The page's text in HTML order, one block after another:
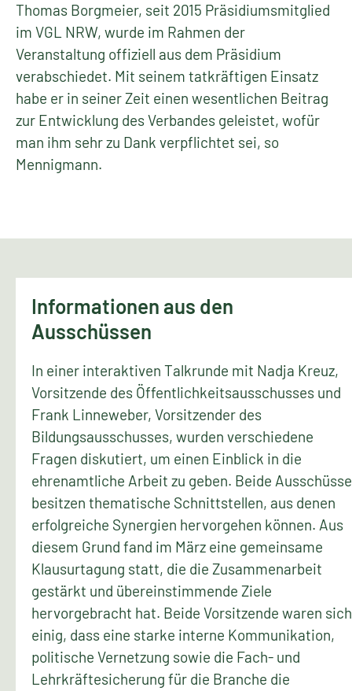
Thomas Borgmeier, seit 2015 Präsidiumsmitglied
im VGL NRW, wurde im Rahmen der
Veranstaltung offiziell aus dem Präsidium
verabschiedet. Mit seinem tatkräftigen Einsatz
habe er in seiner Zeit einen wesentlichen Beitrag
zur Entwicklung des Verbandes geleistet, wofür
man ihm sehr zu Dank verpflichtet sei, so
Mennigmann.
Informationen aus den
Ausschüssen
In einer interaktiven Talkrunde mit Nadja Kreuz,
Vorsitzende des Öffentlichkeitsausschusses und
Frank Linneweber, Vorsitzender des
Bildungsausschusses, wurden verschiedene
Fragen diskutiert, um einen Einblick in die
ehrenamtliche Arbeit zu geben. Beide Ausschüsse
besitzen thematische Schnittstellen, aus denen
erfolgreiche Synergien hervorgehen können. Aus
diesem Grund fand im März eine gemeinsame
Klausurtagung statt, die die Zusammenarbeit
gestärkt und übereinstimmende Ziele
hervorgebracht hat. Beide Vorsitzende waren sich
einig, dass eine starke interne Kommunikation,
politische Vernetzung sowie die Fach- und
Lehrkräftesicherung für die Branche die